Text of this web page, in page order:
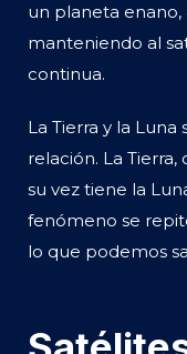
un planeta enano,
manteniendo al
continua.
La Tierra y la
relación. La Tierra,
su vez tiene la
fenómeno se
lo que podemos